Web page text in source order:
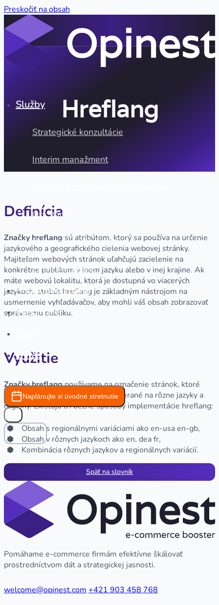
Preskočiť na obsah
Služby
Strategické konzultácie
Interim manažment
OpiStarter
Organická viditeľnosť
Email Marketing
Prípadové štúdie
Webináre
O nás
Naplánujte si úvodné stretnutie
Menu
Hreflang
Definícia
Značky hreflang sú atribútom, ktorý sa používa na určenie
jazykového a geografického cielenia webovej stránky.
Majiteľom webových stránok uľahčujú zacielenie na
konkrétne publikum v inom jazyku alebo v inej krajine. Ak
máte webovú lokalitu, ktorá je dostupná vo viacerých
jazykoch, atribút hreflang je základným nástrojom na
usmernenie vyhľadávačov, aby mohli váš obsah zobrazovať
správnemu publiku.
Využitie
Značky hreflangpoužívame na označenie stránok, ktoré
majú podobný význam, ale sú zamerané na rôzne jazyky a
regióny. Existujú tri bežné spôsoby implementácie hreflang:
Obsah s regionálnymi variáciami ako en-usa en-gb,
Obsah v rôznych jazykoch ako en, dea fr,
Kombinácia rôznych jazykov a regionálnych variácií.
Späť na slovník
Pomáhame e-commerce firmám efektívne škálovať
prostredníctvom dát a strategickej jasnosti.
welcome@opinest.com +421 903 458 768